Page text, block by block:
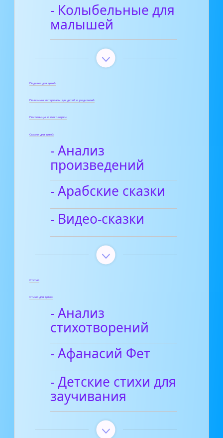
- Колыбельные для
малышей
Поделки для детей
Полезные материалы для детей и родителей
Пословицы и поговорки
Сказки для детей
- Анализ
произведений
- Арабские сказки
- Видео-сказки
Статьи
Стихи для детей
- Анализ
стихотворений
- Афанасий Фет
- Детские стихи для
заучивания